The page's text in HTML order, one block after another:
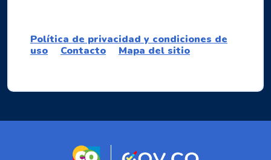
Política de privacidad y condiciones de
uso
Contacto Mapa del sitio
Logo marca Colombia